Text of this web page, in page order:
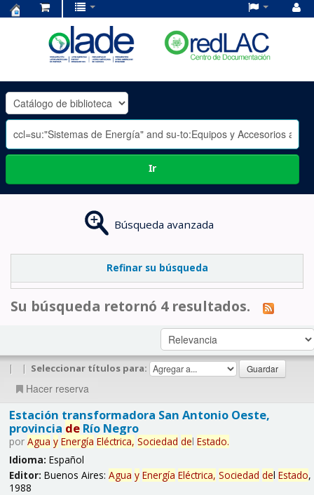
OLADE
-
Ir
Búsqueda avanzada
Refinar su búsqueda
Su búsqueda retornó 4 resultados.
| | Seleccionar títulos para:
Hacer reserva
Estación transformadora San Antonio Oeste,
provincia deRío Negro
por Agua y Energía Eléctrica, Sociedad del Estado.
Idioma: Español
Editor: Buenos Aires: Agua y Energía Eléctrica, Sociedad del Estado,
1988